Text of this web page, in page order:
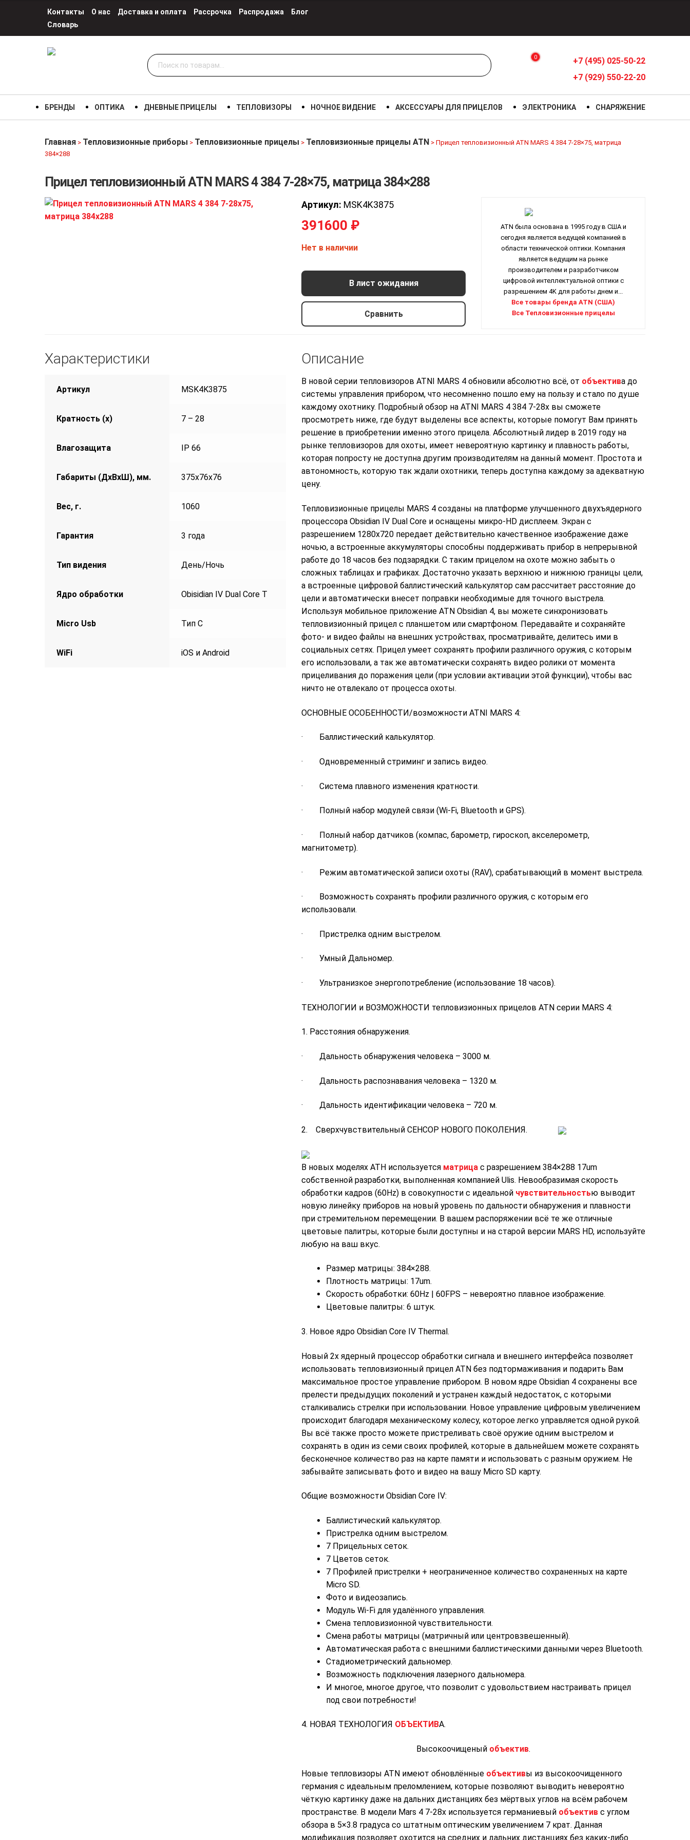
Контакты О нас Доставка и оплата Рассрочка Распродажа
Блог
Словарь
Искать: 0
+7 (495) 025-50-22
+7 (929) 550-22-20
БРЕНДЫ ОПТИКА ДНЕВНЫЕ ПРИЦЕЛЫ ТЕПЛОВИЗОРЫ НОЧНОЕ ВИДЕНИЕ АКСЕССУАРЫ ДЛЯ ПРИЦЕЛОВ ЭЛЕКТРОНИКА СНАРЯЖЕНИЕ
Главная > Тепловизионные приборы > Тепловизионные прицелы > Тепловизионные прицелы ATN > Прицел тепловизионный ATN MARS 4 384 7-28×75, матрица
384×288
Прицел тепловизионный ATN MARS 4 384 7-28×75, матрица 384×288
Артикул: MSK4K3875
391600 ₽
Нет в наличии
В лист ожидания
Сравнить
ATN была основана в 1995 году в США и
сегодня является ведущей компанией в
области технической оптики. Компания
является ведущим на рынке
производителем и разработчиком
цифровой интеллектуальной оптики с
разрешением 4K для работы днем и...
Все товары бренда ATN (США)
Все Тепловизионные прицелы
391600 р.
Характеристики
Артикул MSK4K3875
Кратность (х) 7 – 28
Влагозащита IP 66
Габариты (ДхВхШ), мм. 375х76х76
Вес, г. 1060
Гарантия 3 года
Тип видения День/Ночь
Ядро обработки Obisidian IV Dual Core T
Micro Usb Тип С
WiFi iOS и Android
Описание
В новой серии тепловизоров ATNI MARS 4 обновили абсолютно всё, от объектива до
системы управления прибором, что несомненно пошло ему на пользу и стало по душе
каждому охотнику. Подробный обзор на ATNI MARS 4 384 7-28x вы сможете
просмотреть ниже, где будут выделены все аспекты, которые помогут Вам принять
решение в приобретении именно этого прицела. Абсолютный лидер в 2019 году на
рынке тепловизоров для охоты, имеет невероятную картинку и плавность работы,
которая попросту не доступна другим производителям на данный момент. Простота и
автономность, которую так ждали охотники, теперь доступна каждому за адекватную
цену.
Тепловизионные прицелы MARS 4 созданы на платформе улучшенного двухъядерного
процессора Obsidian IV Dual Core и оснащены микро-HD дисплеем. Экран с
разрешением 1280х720 передает действительно качественное изображение даже
ночью, а встроенные аккумуляторы способны поддерживать прибор в непрерывной
работе до 18 часов без подзарядки. С таким прицелом на охоте можно забыть о
сложных таблицах и графиках. Достаточно указать верхнюю и нижнюю границы цели,
а встроенные цифровой баллистический калькулятор сам рассчитает расстояние до
цели и автоматически внесет поправки необходимые для точного выстрела.
Используя мобильное приложение ATN Obsidian 4, вы можете синхронизовать
тепловизионный прицел с планшетом или смартфоном. Передавайте и сохраняйте
фото- и видео файлы на внешних устройствах, просматривайте, делитесь ими в
социальных сетях. Прицел умеет сохранять профили различного оружия, с которым
его использовали, а так же автоматически сохранять видео ролики от момента
прицеливания до поражения цели (при условии активации этой функции), чтобы вас
ничто не отвлекало от процесса охоты.
ОСНОВНЫЕ ОСОБЕННОСТИ/возможности ATNI MARS 4:
· Баллистический калькулятор.
· Одновременный стриминг и запись видео.
· Система плавного изменения кратности.
· Полный набор модулей связи (Wi-Fi, Bluetooth и GPS).
· Полный набор датчиков (компас, барометр, гироскоп, акселерометр,
магнитометр).
· Режим автоматической записи охоты (RAV), срабатывающий в момент выстрела.
· Возможность сохранять профили различного оружия, с которым его
использовали.
· Пристрелка одним выстрелом.
· Умный Дальномер.
· Ультранизкое энергопотребление (использование 18 часов).
ТЕХНОЛОГИИ и ВОЗМОЖНОСТИ тепловизионных прицелов ATN серии MARS 4:
1. Расстояния обнаружения.
· Дальность обнаружения человека – 3000 м.
· Дальность распознавания человека – 1320 м.
· Дальность идентификации человека – 720 м.
2. Сверхчувствительный СЕНСОР НОВОГО ПОКОЛЕНИЯ.
В новых моделях АТН используется матрица с разрешением 384×288 17um
собственной разработки, выполненная компанией Ulis. Невообразимая скорость
обработки кадров (60Hz) в совокупности с идеальной чувствительностью выводит
новую линейку приборов на новый уровень по дальности обнаружения и плавности
при стремительном перемещении. В вашем распоряжении всё те же отличные
цветовые палитры, которые были доступны и на старой версии MARS HD, используйте
любую на ваш вкус.
Размер матрицы: 384×288.
Плотность матрицы: 17um.
Скорость обработки: 60Hz | 60FPS – невероятно плавное изображение.
Цветовые палитры: 6 штук.
3. Новое ядро Obsidian Core IV Thermal.
Новый 2х ядерный процессор обработки сигнала и внешнего интерфейса позволяет
использовать тепловизионный прицел ATN без подтормаживания и подарить Вам
максимальное простое управление прибором. В новом ядре Obsidian 4 сохранены все
прелести предыдущих поколений и устранен каждый недостаток, с которыми
сталкивались стрелки при использовании. Новое управление цифровым увеличением
происходит благодаря механическому колесу, которое легко управляется одной рукой.
Вы всё также просто можете пристреливать своё оружие одним выстрелом и
сохранять в один из семи своих профилей, которые в дальнейшем можете сохранять
бесконечное количество раз на карте памяти и использовать с разным оружием. Не
забывайте записывать фото и видео на вашу Micro SD карту.
Общие возможности Obsidian Core IV:
Баллистический калькулятор.
Пристрелка одним выстрелом.
7 Прицельных сеток.
7 Цветов сеток.
7 Профилей пристрелки + неограниченное количество сохраненных на карте
Micro SD.
Фото и видеозапись.
Модуль Wi-Fi для удалённого управления.
Смена тепловизионной чувствительности.
Смена работы матрицы (матричный или центровзвешенный).
Автоматическая работа с внешними баллистическими данными через Bluetooth.
Стадиометрический дальномер.
Возможность подключения лазерного дальномера.
И многое, многое другое, что позволит с удовольствием настраивать прицел
под свои потребности!
4. НОВАЯ ТЕХНОЛОГИЯ ОБЪЕКТИВА.
Высокоочищеный объектив.
Новые тепловизоры ATN имеют обновлённые объективы из высокоочищенного
германия с идеальным преломлением, которые позволяют выводить невероятно
чёткую картинку даже на дальних дистанциях без мёртвых углов на всём рабочем
пространстве. В модели Mars 4 7-28x используется германиевый объектив с углом
обзора в 5×3.8 градуса со штатным оптическим увеличением 7 крат. Данная
модификация позволяет охотится на средних и дальних дистанциях без каких-либо